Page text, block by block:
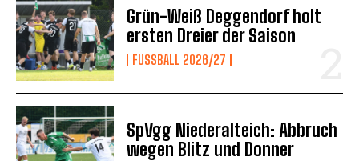
Grün-Weiß Deggendorf holt
ersten Dreier der Saison
FUSSBALL 2026/27
SpVgg Niederalteich: Abbruch
wegen Blitz und Donner